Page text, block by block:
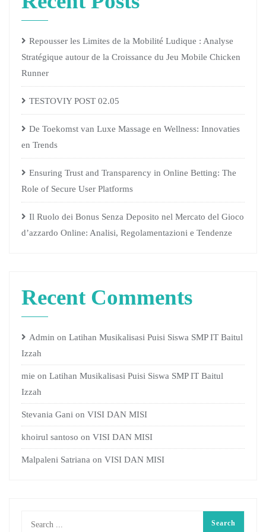
Repousser les Limites de la Mobilité Ludique : Analyse
Stratégique autour de la Croissance du Jeu Mobile Chicken
Runner
TESTOVIY POST 02.05
De Toekomst van Luxe Massage en Wellness: Innovaties
en Trends
Ensuring Trust and Transparency in Online Betting: The
Role of Secure User Platforms
Il Ruolo dei Bonus Senza Deposito nel Mercato del Gioco
d’azzardo Online: Analisi, Regolamentazioni e Tendenze
Recent Comments
Admin on Latihan Musikalisasi Puisi Siswa SMP IT Baitul
Izzah
mie on Latihan Musikalisasi Puisi Siswa SMP IT Baitul
Izzah
Stevania Gani on VISI DAN MISI
khoirul santoso on VISI DAN MISI
Malpaleni Satriana on VISI DAN MISI